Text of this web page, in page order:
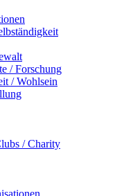
/ Forschung
/ Wohlsein
/ Charity